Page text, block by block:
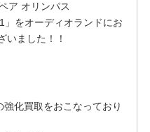
ア オリンパス
をオーディオランドにお
いました！！
化買取をおこなっており